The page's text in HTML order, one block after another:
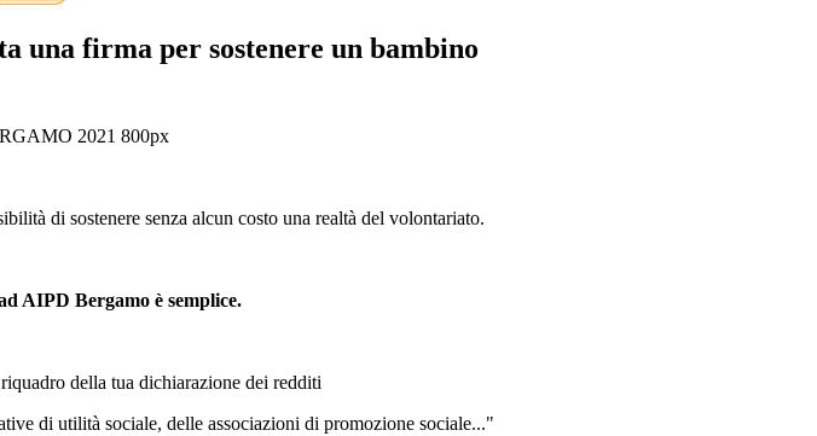
una firma per sostenere un bambino
di sostenere senza alcun costo una realtà del volontariato.
AIPD Bergamo è semplice.
della tua dichiarazione dei redditi
di utilità sociale, delle associazioni di promozione sociale..."